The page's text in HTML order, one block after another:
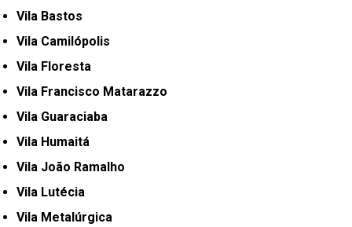
Vila Bastos
Vila Camilópolis
Vila Floresta
Vila Francisco Matarazzo
Vila Guaraciaba
Vila Humaitá
Vila João Ramalho
Vila Lutécia
Vila Metalúrgica